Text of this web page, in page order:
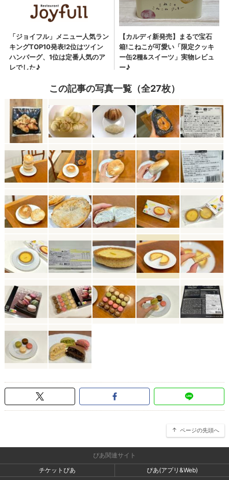
この記事の写真一覧（全27枚）
ページの先頭へ
ぴあ関連サイト
チケットぴあ
ぴあ(アプリ&Web)